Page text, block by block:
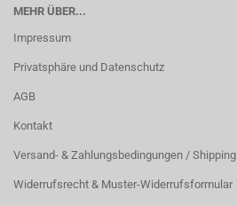
MEHR ÜBER...
Impressum
Privatsphäre und Datenschutz
AGB
Kontakt
Versand- & Zahlungsbedingungen / Shipping
Widerrufsrecht & Muster-Widerrufsformular